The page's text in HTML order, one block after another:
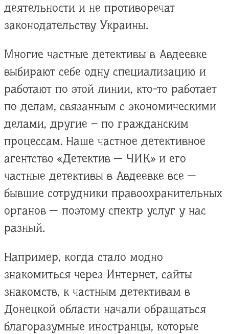
деятельности и не противоречат
законодательству Украины.
Многие частные детективы в Авдеевке
выбирают себе одну специализацию и
работают по этой линии, кто-то работает
по делам, связанным с экономическими
делами, другие – по гражданским
процессам. Наше частное детективное
агентство «Детектив — ЧИК» и его
частные детективы в Авдеевке все —
бывшие сотрудники правоохранительных
органов — поэтому спектр услуг у нас
разный.
Например, когда стало модно
знакомиться через Интернет, сайты
знакомств, к частным детективам в
Донецкой области начали обращаться
благоразумные иностранцы, которые